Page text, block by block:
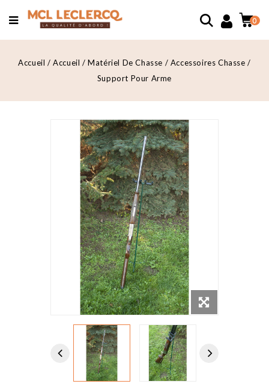
0
Accueil Accueil Matériel De Chasse
Accessoires Chasse
Support Pour Arme